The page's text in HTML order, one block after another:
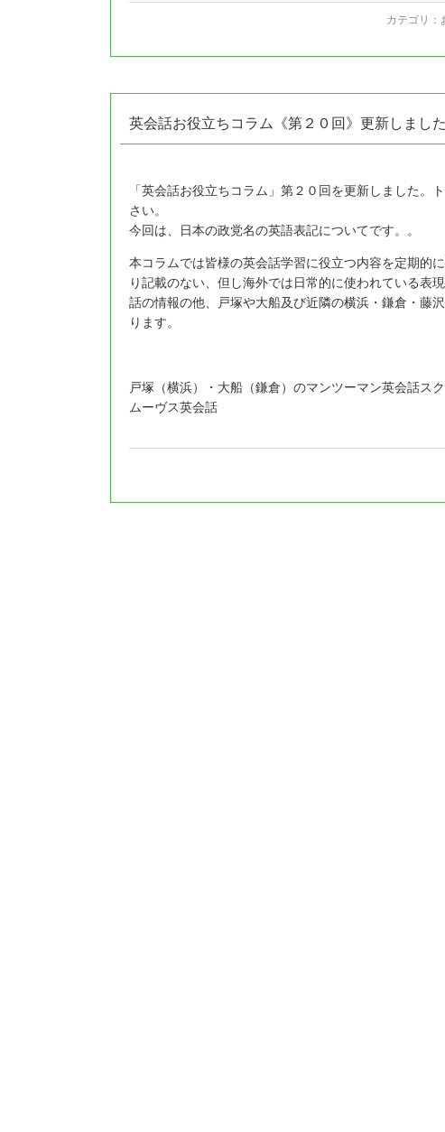
カテゴリ：
英会話お役立ちコラム《第２０回》更新しました
「英会話お役立ちコラム」第２０回を更新しました
さい。
今回は、日本の政党名の英語表記についてです。。
本コラムでは皆様の英会話学習に役立つ内容を定期的
り記載のない、但し海外では日常的に使われている表
話の情報の他、戸塚や大船及び近隣の横浜・鎌倉・藤
ります。
戸塚（横浜）・大船（鎌倉）のマンツーマン英会話ス
ムーヴス英会話